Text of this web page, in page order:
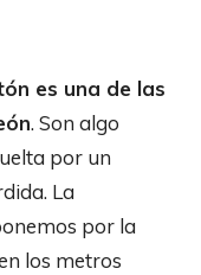
es una de las
. Son algo
por un
La
por la
los metros